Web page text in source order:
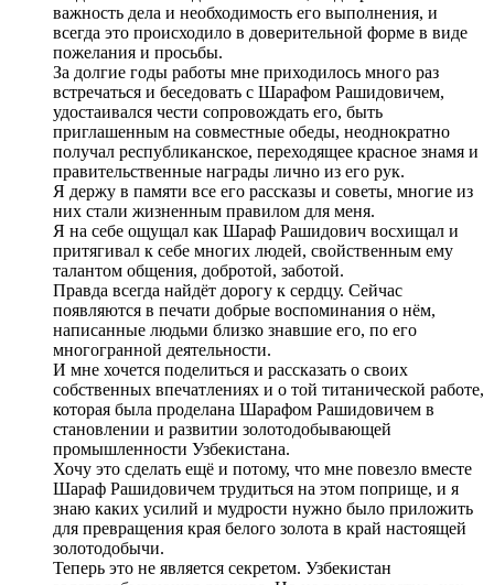
важность дела и необходимость его выполнения, и
всегда это происходило в доверительной форме в виде
пожелания и просьбы.
За долгие годы работы мне приходилось много раз
встречаться и беседовать с Шарафом Рашидовичем,
удостаивался чести сопровождать его, быть
приглашенным на совместные обеды, неоднократно
получал республиканское, переходящее красное знамя и
правительственные награды лично из его рук.
Я держу в памяти все его рассказы и советы, многие из
них стали жизненным правилом для меня.
Я на себе ощущал как Шараф Рашидович восхищал и
притягивал к себе многих людей, свойственным ему
талантом общения, добротой, заботой.
Правда всегда найдёт дорогу к сердцу. Сейчас
появляются в печати добрые воспоминания о нём,
написанные людьми близко знавшие его, по его
многогранной деятельности.
И мне хочется поделиться и рассказать о своих
собственных впечатлениях и о той титанической работе,
которая была проделана Шарафом Рашидовичем в
становлении и развитии золотодобывающей
промышленности Узбекистана.
Хочу это сделать ещё и потому, что мне повезло вместе
Шараф Рашидовичем трудиться на этом поприще, и я
знаю каких усилий и мудрости нужно было приложить
для превращения края белого золота в край настоящей
золотодобычи.
Теперь это не является секретом. Узбекистан